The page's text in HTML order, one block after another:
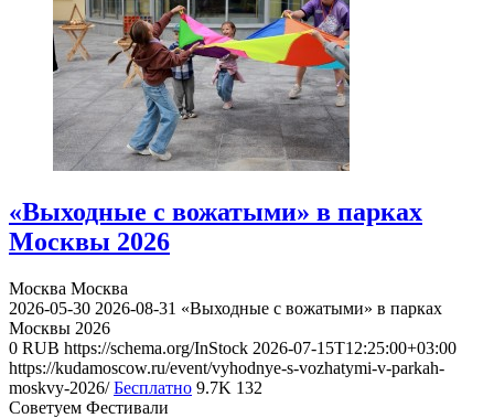
«Выходные с вожатыми» в парках
Москвы 2026
Москва Москва
2026-05-30 2026-08-31 «Выходные с вожатыми» в парках
Москвы 2026
0 RUB https://schema.org/InStock 2026-07-15T12:25:00+03:00
https://kudamoscow.ru/event/vyhodnye-s-vozhatymi-v-parkah-
moskvy-2026/ Бесплатно 9.7K 132
Советуем Фестивали